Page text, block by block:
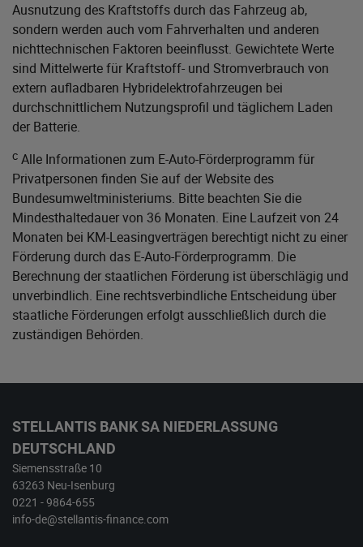
Ausnutzung des Kraftstoffs durch das Fahrzeug ab,
sondern werden auch vom Fahrverhalten und anderen
nichttechnischen Faktoren beeinflusst. Gewichtete Werte
sind Mittelwerte für Kraftstoff- und Stromverbrauch von
extern aufladbaren Hybridelektrofahrzeugen bei
durchschnittlichem Nutzungsprofil und täglichem Laden
der Batterie.
c Alle Informationen zum E-Auto-Förderprogramm für
Privatpersonen finden Sie auf der Website des
Bundesumweltministeriums. Bitte beachten Sie die
Mindesthaltedauer von 36 Monaten. Eine Laufzeit von 24
Monaten bei KM-Leasingverträgen berechtigt nicht zu einer
Förderung durch das E-Auto-Förderprogramm. Die
Berechnung der staatlichen Förderung ist überschlägig und
unverbindlich. Eine rechtsverbindliche Entscheidung über
staatliche Förderungen erfolgt ausschließlich durch die
zuständigen Behörden.
STELLANTIS BANK SA NIEDERLASSUNG
DEUTSCHLAND
Siemensstraße 10
63263 Neu-Isenburg
0221 - 9864-655
info-de@stellantis-finance.com